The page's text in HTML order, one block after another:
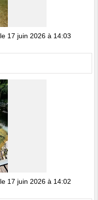
le 17 juin 2026 à 14:03
le 17 juin 2026 à 14:02